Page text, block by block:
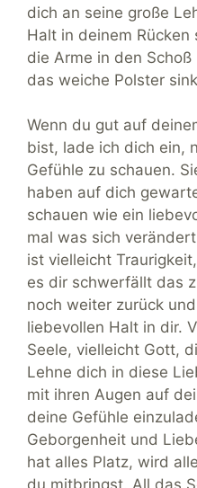
dich an seine große
Halt in deinem Rücken
die Arme in den
das weiche Polster
Wenn du gut auf
bist, lade ich dich ein,
Gefühle zu schauen.
haben auf dich
schauen wie ein
mal was sich
ist vielleicht
es dir schwerfällt das
noch weiter zurück
liebevollen Halt in dir.
Seele, vielleicht Gott,
Lehne dich in diese
mit ihren Augen auf
deine Gefühle
Geborgenheit und
hat alles Platz, wird